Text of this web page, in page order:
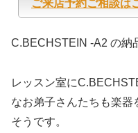
ご来店予約ご相談は
C.BECHSTEIN -A2 の納
レッスン室に
なお弟子さんたちも楽器
そうです。